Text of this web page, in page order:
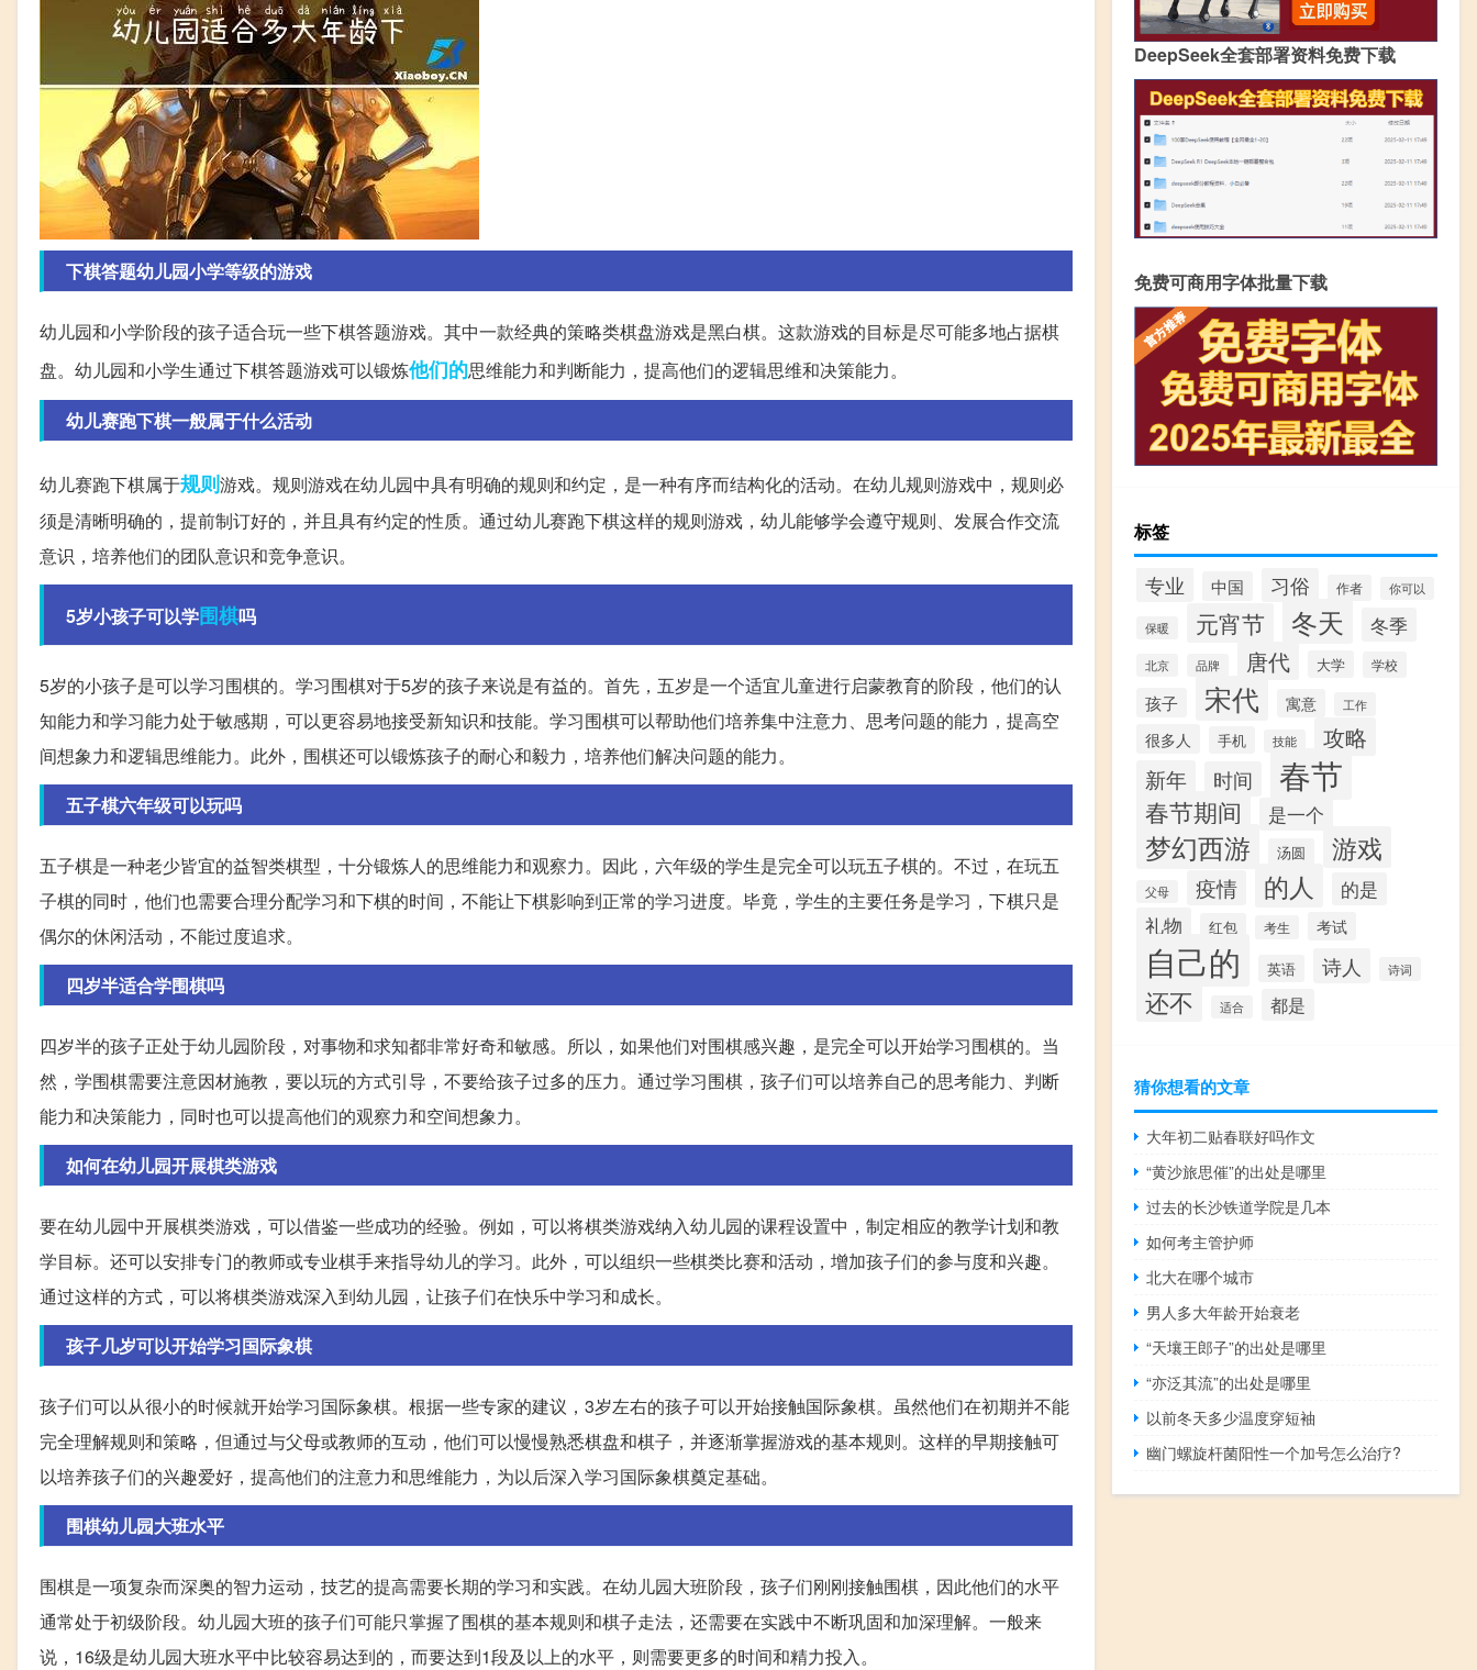
下棋答题幼儿园小学等级的游戏
幼儿园和小学阶段的孩子适合玩一些下棋答题游戏。其中一款经典的策略类棋盘游戏是黑白棋。这款游戏的目标是尽可能多地占据棋
盘。幼儿园和小学生通过下棋答题游戏可以锻炼他们的思维能力和判断能力，提高他们的逻辑思维和决策能力。
幼儿赛跑下棋一般属于什么活动
幼儿赛跑下棋属于规则游戏。规则游戏在幼儿园中具有明确的规则和约定，是一种有序而结构化的活动。在幼儿规则游戏中，规则必
须是清晰明确的，提前制订好的，并且具有约定的性质。通过幼儿赛跑下棋这样的规则游戏，幼儿能够学会遵守规则、发展合作交流
意识，培养他们的团队意识和竞争意识。
5岁小孩子可以学围棋吗
5岁的小孩子是可以学习围棋的。学习围棋对于5岁的孩子来说是有益的。首先，五岁是一个适宜儿童进行启蒙教育的阶段，他们的认
知能力和学习能力处于敏感期，可以更容易地接受新知识和技能。学习围棋可以帮助他们培养集中注意力、思考问题的能力，提高空
间想象力和逻辑思维能力。此外，围棋还可以锻炼孩子的耐心和毅力，培养他们解决问题的能力。
五子棋六年级可以玩吗
五子棋是一种老少皆宜的益智类棋型，十分锻炼人的思维能力和观察力。因此，六年级的学生是完全可以玩五子棋的。不过，在玩五
子棋的同时，他们也需要合理分配学习和下棋的时间，不能让下棋影响到正常的学习进度。毕竟，学生的主要任务是学习，下棋只是
偶尔的休闲活动，不能过度追求。
四岁半适合学围棋吗
四岁半的孩子正处于幼儿园阶段，对事物和求知都非常好奇和敏感。所以，如果他们对围棋感兴趣，是完全可以开始学习围棋的。当
然，学围棋需要注意因材施教，要以玩的方式引导，不要给孩子过多的压力。通过学习围棋，孩子们可以培养自己的思考能力、判断
能力和决策能力，同时也可以提高他们的观察力和空间想象力。
如何在幼儿园开展棋类游戏
要在幼儿园中开展棋类游戏，可以借鉴一些成功的经验。例如，可以将棋类游戏纳入幼儿园的课程设置中，制定相应的教学计划和教
学目标。还可以安排专门的教师或专业棋手来指导幼儿的学习。此外，可以组织一些棋类比赛和活动，增加孩子们的参与度和兴趣。
通过这样的方式，可以将棋类游戏深入到幼儿园，让孩子们在快乐中学习和成长。
孩子几岁可以开始学习国际象棋
孩子们可以从很小的时候就开始学习国际象棋。根据一些专家的建议，3岁左右的孩子可以开始接触国际象棋。虽然他们在初期并不能
完全理解规则和策略，但通过与父母或教师的互动，他们可以慢慢熟悉棋盘和棋子，并逐渐掌握游戏的基本规则。这样的早期接触可
以培养孩子们的兴趣爱好，提高他们的注意力和思维能力，为以后深入学习国际象棋奠定基础。
围棋幼儿园大班水平
围棋是一项复杂而深奥的智力运动，技艺的提高需要长期的学习和实践。在幼儿园大班阶段，孩子们刚刚接触围棋，因此他们的水平
通常处于初级阶段。幼儿园大班的孩子们可能只掌握了围棋的基本规则和棋子走法，还需要在实践中不断巩固和加深理解。一般来
说，16级是幼儿园大班水平中比较容易达到的，而要达到1段及以上的水平，则需要更多的时间和精力投入。
DeepSeek全套部署资料免费下载
免费可商用字体批量下载
标签
专业 中国 习俗 作者 你可以
保暖 元宵节 冬天 冬季
北京 品牌 唐代 大学 学校
孩子 宋代 寓意 工作
很多人 手机 技能 攻略
新年 时间 春节
春节期间 是一个
梦幻西游 汤圆 游戏
父母 疫情 的人 的是
礼物 红包 考生 考试
自己的 英语 诗人 诗词
还不 适合 都是
猜你想看的文章
大年初二贴春联好吗作文
“黄沙旅思催”的出处是哪里
过去的长沙铁道学院是几本
如何考主管护师
北大在哪个城市
男人多大年龄开始衰老
“天壤王郎子”的出处是哪里
“亦泛其流”的出处是哪里
以前冬天多少温度穿短袖
幽门螺旋杆菌阳性一个加号怎么治疗?